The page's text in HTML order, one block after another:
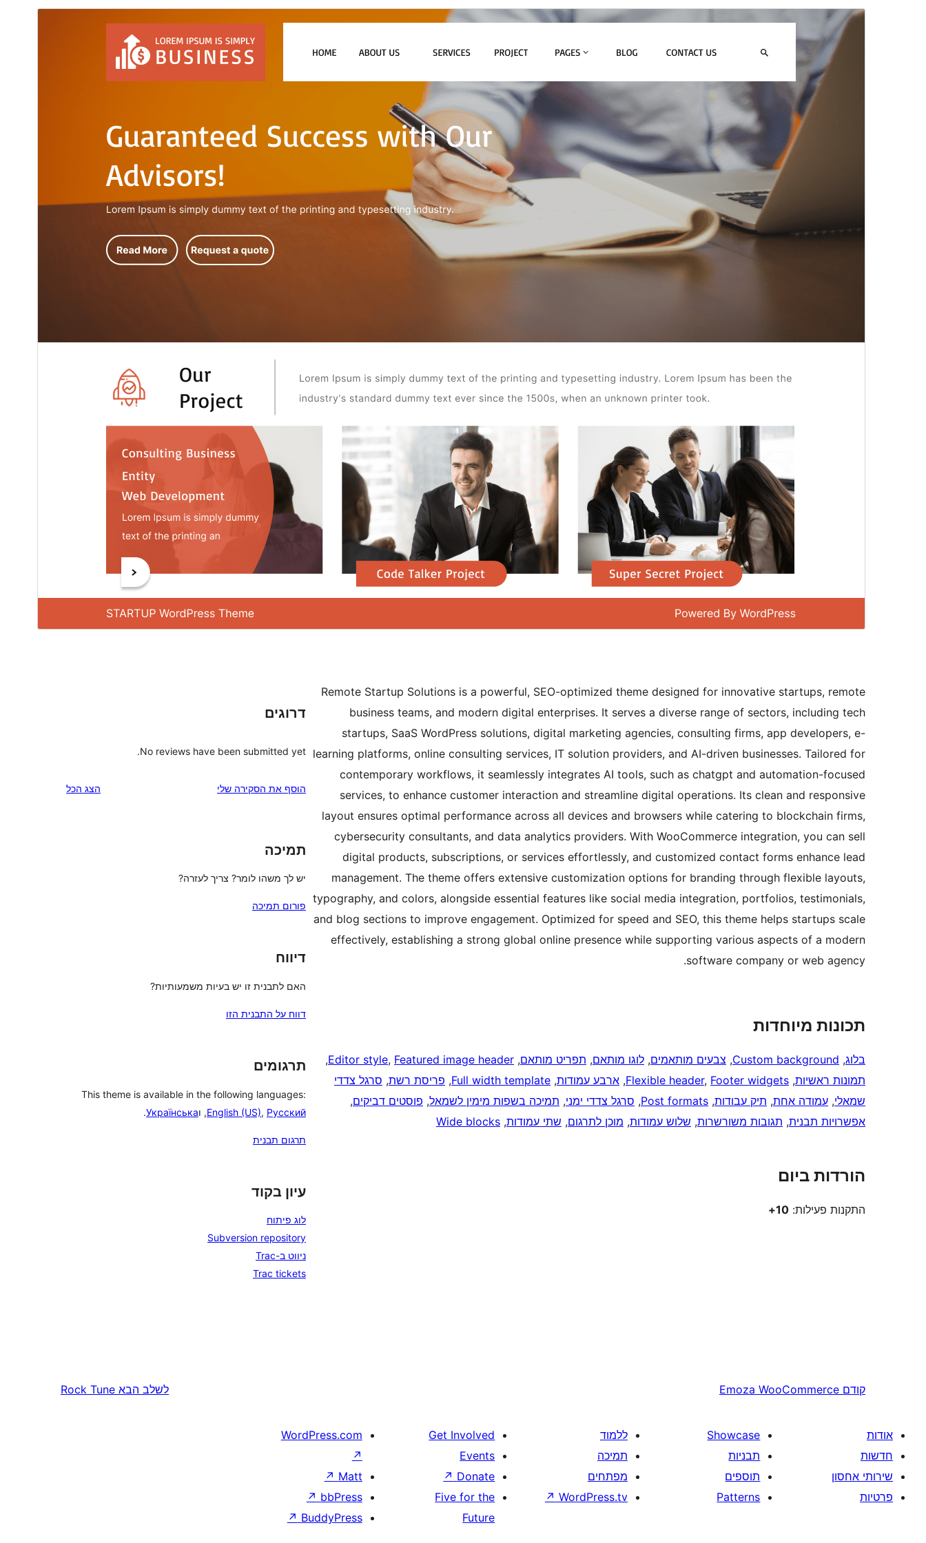
4.1
עודכן לאחרונה
התקנות פעילות
Remote Startup Solutions is a powerful, SEO-optimized theme designed for innovative startups, remote
business teams, and modern digital enterprises. It serves a diverse range of sectors, including tech
startups, SaaS WordPress solutions, digital marketing agencies, consulting firms, app developers, e-
learning platforms, online consulting services, IT solution providers, and AI-driven businesses. Tailored for
contemporary workflows, it seamlessly integrates AI tools, such as chatgpt and automation-focused
services, to enhance customer interaction and streamline digital operations. Its clean and responsive
layout ensures optimal performance across all devices and browsers while catering to blockchain firms,
cybersecurity consultants, and data analytics providers. With WooCommerce integration, you can sell
digital products, subscriptions, or services effortlessly, and customized contact forms enhance lead
management. The theme offers extensive customization options for branding through flexible layouts,
typography, and colors, alongside essential features like social media integration, portfolios, testimonials,
and blog sections to improve engagement. Optimized for speed and SEO, this theme helps startups scale
effectively, establishing a strong global online presence while supporting various aspects of a modern
software company or web agency.
תכונות מיוחדות
בלוג,
Custom background
, צבעים מותאמים, לוגו מותאם, תפריט מותאם,
Editor style, Featured image header
,
תמונות ראשיות,
Flexible header, Footer widgets
, ארבע עמודות,
Full width template
, פריסת רשת, סרגל צדדי
שמאלי, עמודה אחת, תיק עבודות,
Post formats
, סרגל צדדי ימני, תמיכה בשפות מימין לשמאל, פוסטים דביקים,
אפשרויות תבנית, תגובות משורשרות, שלוש עמודות, מוכן לתרגום, שתי עמודות,
Wide blocks
הורדות ביום
התקנות פעילות: 10+
דרוגים
No reviews have been submitted yet.
הוסף את הסקירה שלי הצג הכל
תמיכה
יש לך משהו לומר? צריך לעזרה?
פורום תמיכה
דיווח
האם לתבנית זו יש בעיות משמעותיות?
דווח על התבנית הזו
תרגומים
This theme is available in the following languages:
English (US), Русский , וУкраїнська
.
תרגום תבנית
עיון בקוד
לוג פיתוח
Subversion repository
ניווט ב-Trac
Trac tickets
קודם Emoza WooCommerce לשלב הבא Rock Tune
אודות
חדשות
שירותי אחסון
פרטיות
Showcase
תבניות
תוספים
Patterns
ללמוד
תמיכה
מפתחים
WordPress.tv
↗
Get Involved
Events
Donate
↗
Five for the
Future
WordPress.com
↗
Matt
↗
bbPress
↗
BuddyPress
↗